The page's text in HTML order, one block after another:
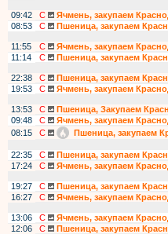
09:42
С Ячмень, закупаем
08:53
С Пшеница, закупаем
11:55
С Ячмень, закупаем
11:14
С Пшеница, закупаем
22:38
С Пшеница, закупаем
19:53
С Ячмень, закупаем
13:53
С Пшеница, Закупаем
09:48
С Ячмень, закупаем
08:15
С Пшеница, закупаем
22:35
С Пшеница, закупаем
17:24
С Ячмень, закупаем
19:27
С Пшеница, закупаем
16:27
С Ячмень, закупаем
13:06
С Ячмень, закупаем
12:06
С Пшеница, закупаем